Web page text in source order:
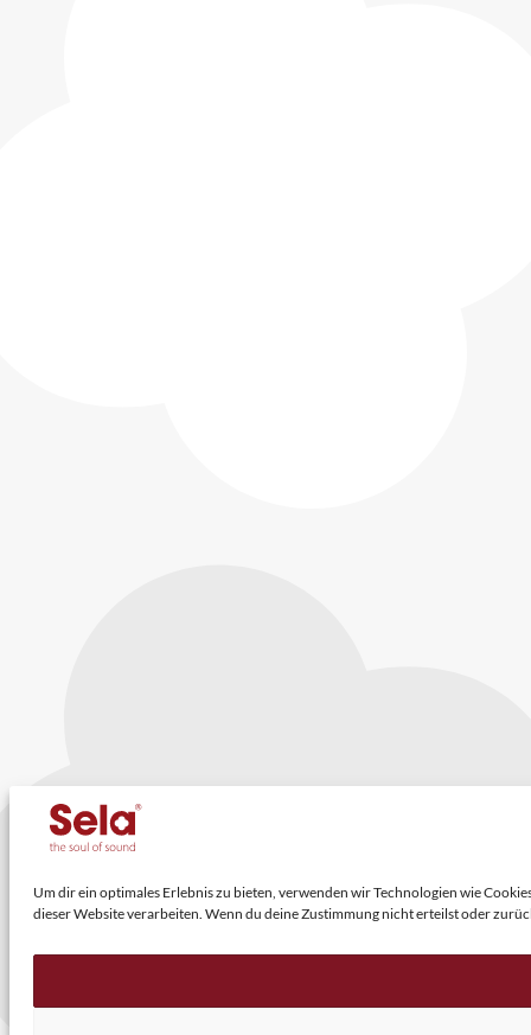
Um dir ein optimales Erlebnis zu bieten, verwenden wir Technologien wie
dieser Website verarbeiten. Wenn du deine Zustimmung nicht erteilst oder